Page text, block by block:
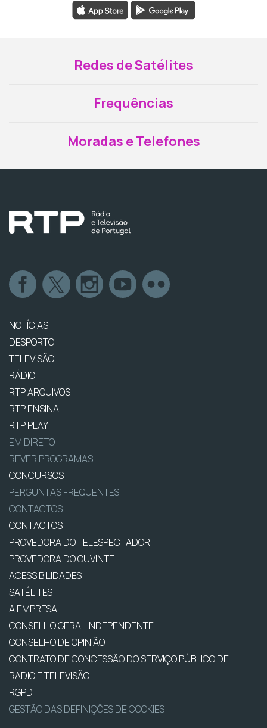
Redes de Satélites
Frequências
Moradas e Telefones
NOTÍCIAS
DESPORTO
TELEVISÃO
RÁDIO
RTP ARQUIVOS
RTP ENSINA
RTP PLAY
EM DIRETO
REVER PROGRAMAS
CONCURSOS
PERGUNTAS FREQUENTES
CONTACTOS
CONTACTOS
PROVEDORA DO TELESPECTADOR
PROVEDORA DO OUVINTE
ACESSIBILIDADES
SATÉLITES
A EMPRESA
CONSELHO GERAL INDEPENDENTE
CONSELHO DE OPINIÃO
CONTRATO DE CONCESSÃO DO SERVIÇO PÚBLICO DE
RÁDIO E TELEVISÃO
RGPD
GESTÃO DAS DEFINIÇÕES DE COOKIES